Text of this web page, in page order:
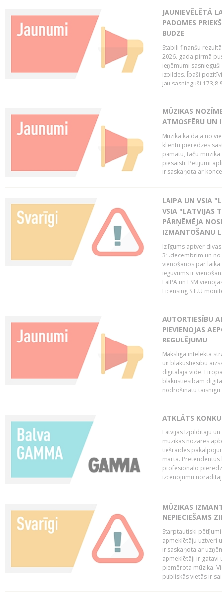
JAUNIEVĒLĒTĀ
PADOMES
BUDZE
Stabili finanšu
2026. gada pirmā
ieņēmumi
izpildes. Īpaši
jau sasnieguši 173,8
MŪZIKAS
ATMOSFĒRU UN
Mūzika kā daļa no
klientu pieredzes
pamatu, taču
piesaisti. Pētījumi
ir saskaņota ar
LAIPA UN VSIA
VSIA "LATVIJAS
PĀRŅĒMĒJA
IZMANTOŠANU
Izlīgums aptver
31.decembrim un no
vienošanos par
ieguvums ir
LaIPA un LSM
Licensing S.L.U
AUTORTIESĪBU
PIEVIENOJAS
REGULĒJUMU
Mākslīgā intelekta
un blakustiesību
digitālajā vidē.
blakustiesībām
nodrošinātu taisnīgu
ATKLĀTS
Latvijas Izpildītāju
mūzikas nozares
tiešraides
martā. Pretendentus
profesionālo
izcenojumu
MŪZIKAS
NEPIECIEŠAMS
Starptautiski
apmeklētāju uztveri
ir saskaņota ar
apmeklētāji ir gatavi
piemērota mūzika.
publiskās vietās ir